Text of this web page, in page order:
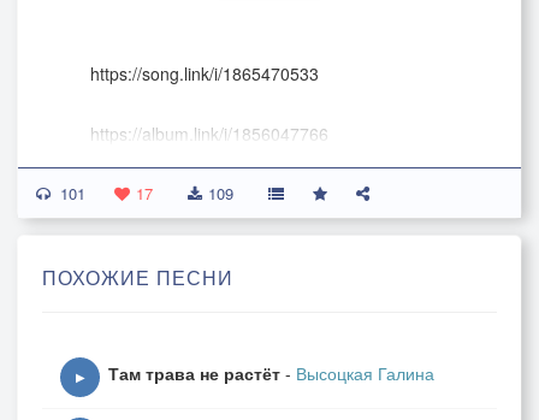
https://song.link/i/1865470533
https://album.link/i/1856047766
https://album.link/i/1855392557
[Куплет 1 ]
101 17 109
ПОХОЖИЕ ПЕСНИ
▶ Там трава не растёт - Высоцкая Галина